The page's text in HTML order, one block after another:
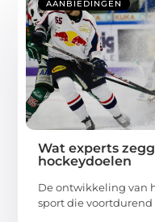
AANBIEDINGEN
Wat experts
hockeydoelen
De ontwikkeling van
sport die